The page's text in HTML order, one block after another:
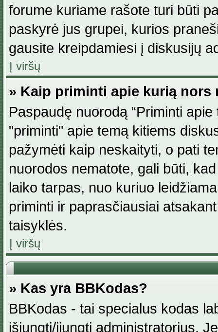
forume kuriame rašote turi būti
paskyrė jus grupei, kurios
gausite kreipdamiesi į diskusijų
Į viršų
» Kaip priminti apie kurią nors
Paspaudę nuorodą “Priminti
"priminti" apie temą kitiems
pažymėti kaip neskaityti, o pati
nuorodos nematote, gali būti,
laiko tarpas, nuo kuriuo
priminti ir paprasčiausiai
taisyklės.
Į viršų
» Kas yra BBKodas?
BBKodas - tai specialus kodas
išjungti/įjungti administratorius.